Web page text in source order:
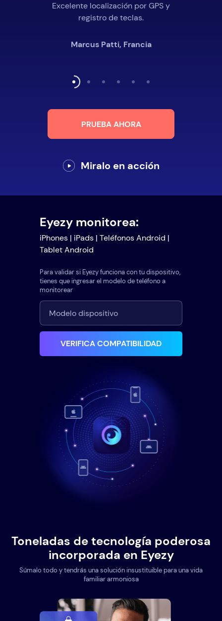
Excelente localización por GPS y
registro de teclas.
Marcus Patti, Francia
PRUEBA AHORA
Miralo en acción
Eyezy monitorea:
iPhones | iPads | Teléfonos Android |
Tablet Android
Para validar si Eyezy funciona con tu dispositivo,
tienes que ingresar el modelo de teléfono a
monitorear
VERIFICA COMPATIBILIDAD
Toneladas de tecnología poderosa
incorporada en Eyezy
Súmalo todo y tendrás una solución insustituible para una vida
familiar armoniosa